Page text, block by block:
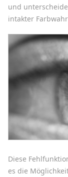
und
intakter
Diese
es die